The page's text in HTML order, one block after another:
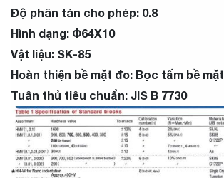
Độ phân tán cho phép: 0.8
Hình dạng: Φ64X10
Vật liệu: SK-85
Hoàn thiện bề mặt đo: Bọc tấm bề ​​mặt
Tuân thủ tiêu chuẩn: JIS B 7730